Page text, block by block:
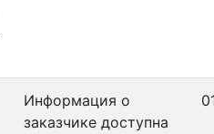
Информация о
заказчике доступна